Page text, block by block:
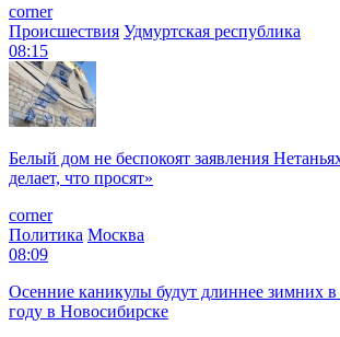
corner
Происшествия Удмуртская республика
08:15
Белый дом не беспокоят заявления
делает, что просят»
corner
Политика Москва
08:09
Осенние каникулы будут длиннее зимних
году в Новосибирске